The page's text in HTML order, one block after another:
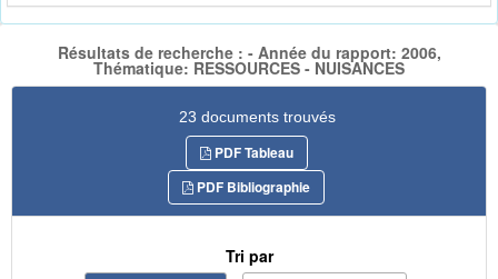
Résultats de recherche : - Année du rapport: 2006,
Thématique: RESSOURCES - NUISANCES
23 documents trouvés
PDF Tableau
PDF Bibliographie
Tri par